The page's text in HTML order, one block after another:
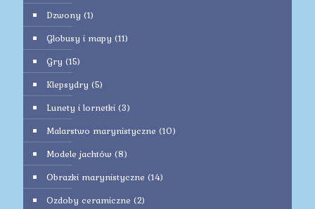
Dzwony (1)
Globusy i mapy (11)
Gry (15)
Klepsydry (5)
Lunety i lornetki (3)
Malarstwo marynistyczne (10)
Modele jachtów (8)
Obrazki marynistyczne (14)
Ozdoby ceramiczne (2)